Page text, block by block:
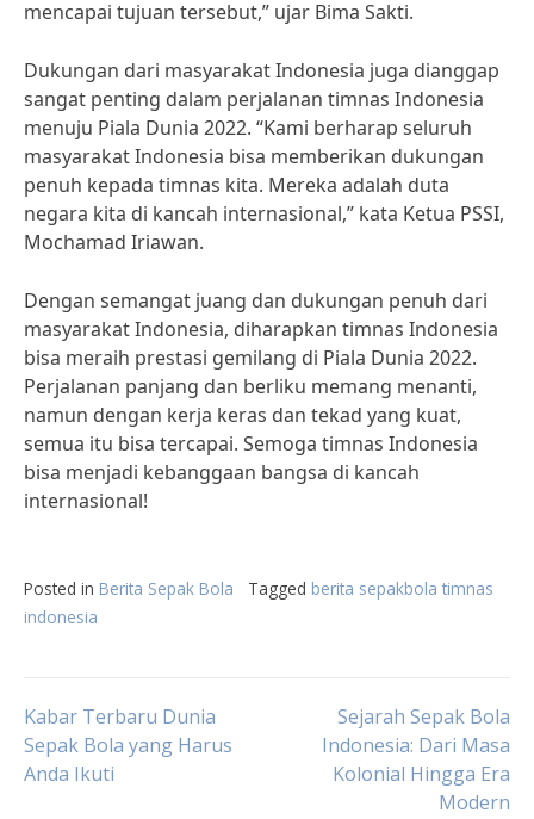
mencapai tujuan tersebut,” ujar Bima Sakti.
Dukungan dari masyarakat Indonesia juga dianggap
sangat penting dalam perjalanan timnas Indonesia
menuju Piala Dunia 2022. “Kami berharap seluruh
masyarakat Indonesia bisa memberikan dukungan
penuh kepada timnas kita. Mereka adalah duta
negara kita di kancah internasional,” kata Ketua PSSI,
Mochamad Iriawan.
Dengan semangat juang dan dukungan penuh dari
masyarakat Indonesia, diharapkan timnas Indonesia
bisa meraih prestasi gemilang di Piala Dunia 2022.
Perjalanan panjang dan berliku memang menanti,
namun dengan kerja keras dan tekad yang kuat,
semua itu bisa tercapai. Semoga timnas Indonesia
bisa menjadi kebanggaan bangsa di kancah
internasional!
Posted in Berita Sepak Bola Tagged berita sepakbola timnas
indonesia
Post
navigation
Kabar Terbaru Dunia
Sepak Bola yang Harus
Anda Ikuti
Sejarah Sepak Bola
Indonesia: Dari Masa
Kolonial Hingga Era
Modern